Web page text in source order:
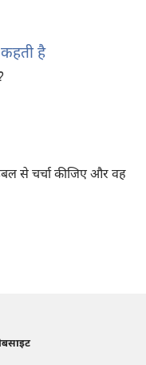
है
से चर्चा कीजिए और वह